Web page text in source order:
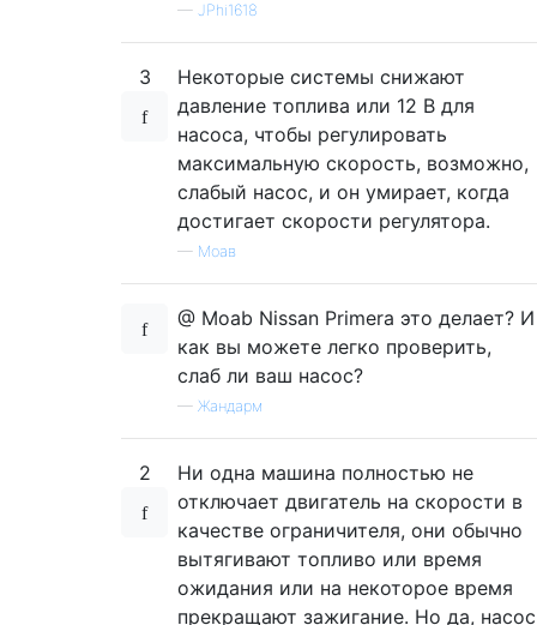
— JPhi1618
3
Некоторые системы снижают
давление топлива или 12 В для
насоса, чтобы регулировать
максимальную скорость, возможно,
слабый насос, и он умирает, когда
достигает скорости регулятора.
— Моав
@ Moab Nissan Primera это делает? И
как вы можете легко проверить,
слаб ли ваш насос?
— Жандарм
2
Ни одна машина полностью не
отключает двигатель на скорости в
качестве ограничителя, они обычно
вытягивают топливо или время
ожидания или на некоторое время
прекращают зажигание. Но да, насос